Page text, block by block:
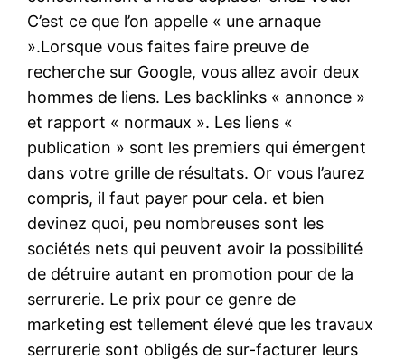
C’est ce que l’on appelle « une arnaque
».Lorsque vous faites faire preuve de
recherche sur Google, vous allez avoir deux
hommes de liens. Les backlinks « annonce »
et rapport « normaux ». Les liens «
publication » sont les premiers qui émergent
dans votre grille de résultats. Or vous l’aurez
compris, il faut payer pour cela. et bien
devinez quoi, peu nombreuses sont les
sociétés nets qui peuvent avoir la possibilité
de détruire autant en promotion pour de la
serrurerie. Le prix pour ce genre de
marketing est tellement élevé que les travaux
serrurerie sont obligés de sur-facturer leurs